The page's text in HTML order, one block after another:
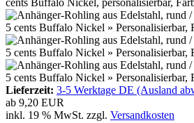
Lieferzeit: 3-5 Werktage DE (Ausland
ab 9,20 EUR
inkl. 19 % MwSt. zzgl. Versandkosten